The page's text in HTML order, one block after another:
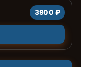
3900 ₽